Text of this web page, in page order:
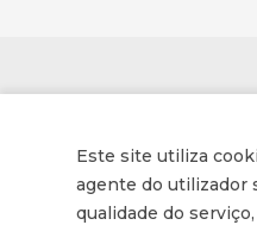
Este site utiliza
agente do utilizador
qualidade do
Associação de
Av. Conselheiro